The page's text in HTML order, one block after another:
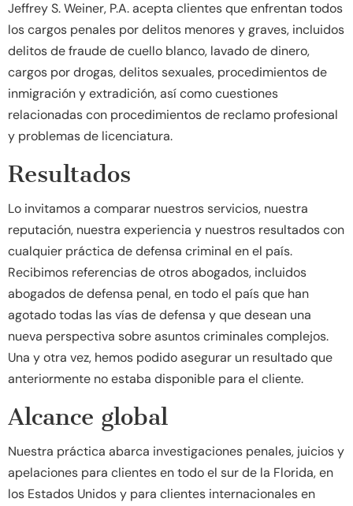
Jeffrey S. Weiner, P.A. acepta clientes que enfrentan todos
los cargos penales por delitos menores y graves, incluidos
delitos de fraude de cuello blanco, lavado de dinero,
cargos por drogas, delitos sexuales, procedimientos de
inmigración y extradición, así como cuestiones
relacionadas con procedimientos de reclamo profesional
y problemas de licenciatura.
Resultados
Lo invitamos a comparar nuestros servicios, nuestra
reputación, nuestra experiencia y nuestros resultados con
cualquier práctica de defensa criminal en el país.
Recibimos referencias de otros abogados, incluidos
abogados de defensa penal, en todo el país que han
agotado todas las vías de defensa y que desean una
nueva perspectiva sobre asuntos criminales complejos.
Una y otra vez, hemos podido asegurar un resultado que
anteriormente no estaba disponible para el cliente.
Alcance global
Nuestra práctica abarca investigaciones penales, juicios y
apelaciones para clientes en todo el sur de la Florida, en
los Estados Unidos y para clientes internacionales en